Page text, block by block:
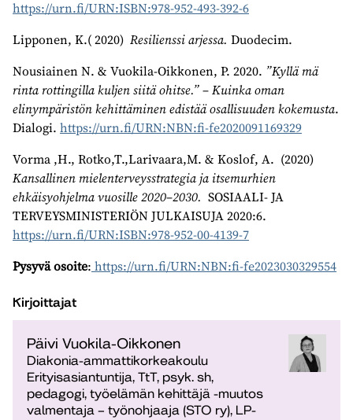
https://urn.fi/URN:ISBN:978-952-493-392-6
Lipponen, K.( 2020) Resilienssi arjessa. Duodecim.
Nousiainen N. & Vuokila-Oikkonen, P. 2020. ”Kyllä mä
rinta rottingilla kuljen siitä ohitse.” – Kuinka oman
elinympäristön kehittäminen edistää osallisuuden kokemusta.
Dialogi. https://urn.fi/URN:NBN:fi-fe2020091169329
Vorma ,H., Rotko,T.,Larivaara,M. & Koslof, A. (2020)
Kansallinen mielenterveysstrategia ja itsemurhien
ehkäisyohjelma vuosille 2020–2030. SOSIAALI- JA
TERVEYSMINISTERIÖN JULKAISUJA 2020:6.
https://urn.fi/URN:ISBN:978-952-00-4139-7
Pysyvä osoite: https://urn.fi/URN:NBN:fi-fe2023030329554
Kirjoittajat
Päivi Vuokila-Oikkonen
Diakonia-ammattikorkeakoulu
Erityisasiantuntija, TtT, psyk. sh,
pedagogi, työelämän kehittäjä -muutos
valmentaja – työnohjaaja (STO ry), LP-